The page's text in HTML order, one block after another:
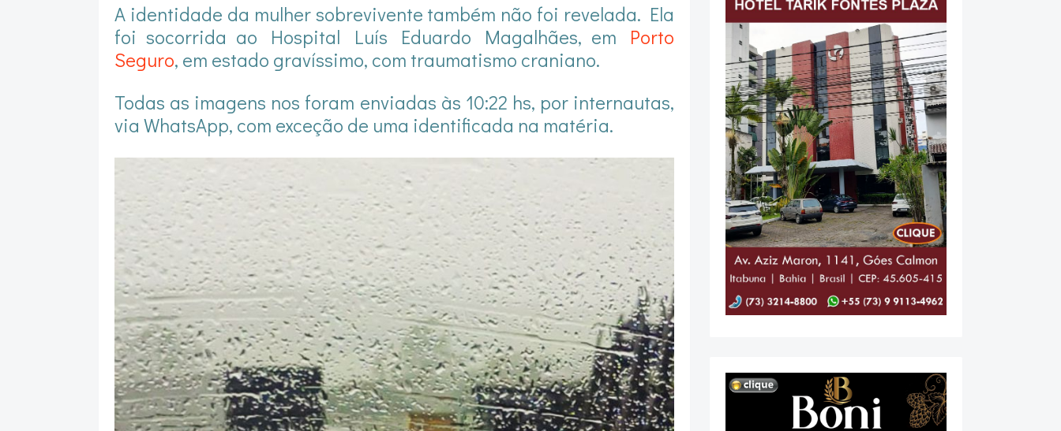
A identidade da mulher sobrevivente também não foi revelada. Ela
foi socorrida ao Hospital Luís Eduardo Magalhães, em Porto
Seguro, em estado gravíssimo, com traumatismo craniano.
Todas as imagens nos foram enviadas às 10:22 hs, por internautas,
via WhatsApp, com exceção de uma identificada na matéria.